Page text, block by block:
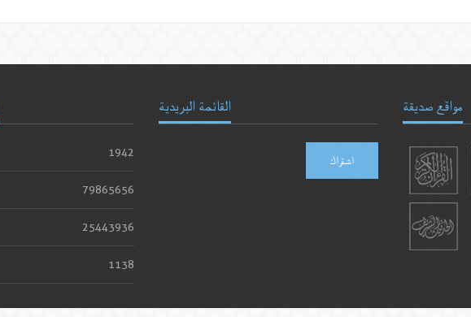
1942
79865656
25443936
1138
القائمة البريدية
اشتراك
مواقع صديقة